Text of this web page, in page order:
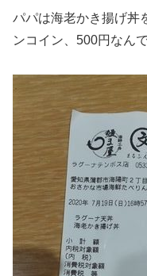
パパは海老かき揚げ丼
ンコイン、500円なん